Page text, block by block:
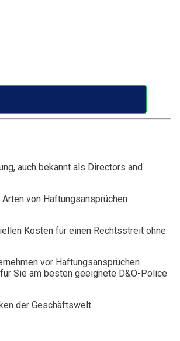
auch bekannt als Directors and
von Haftungsansprüchen
Kosten für einen Rechtsstreit ohne
vor Haftungsansprüchen
Sie am besten geeignete D&O-Police
der Geschäftswelt.